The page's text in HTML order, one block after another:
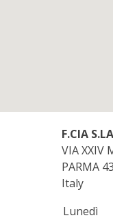
F.CIA
VIA XXIV
PARMA
Italy
Lunedì